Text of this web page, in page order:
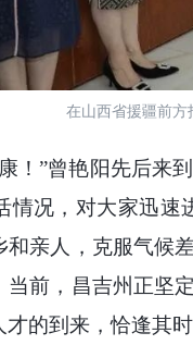
在山西省援疆前方
”曾艳阳先后来到
情况，对大家迅
和亲人，克服气候
前，昌吉州正坚
的到来，恰逢其